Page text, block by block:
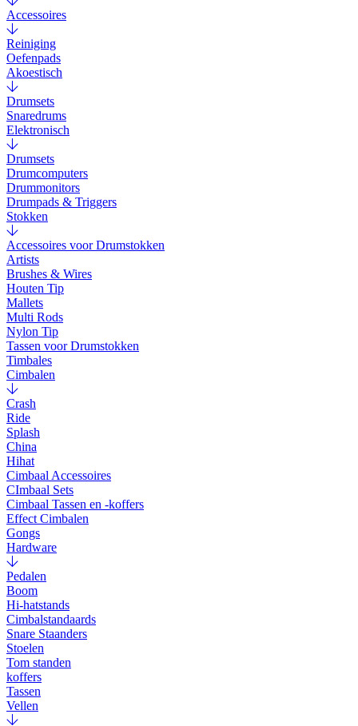
Accessoires
Reiniging
Oefenpads
Akoestisch
Drumsets
Snaredrums
Elektronisch
Drumsets
Drumcomputers
Drummonitors
Drumpads & Triggers
Stokken
Accessoires voor Drumstokken
Artists
Brushes & Wires
Houten Tip
Mallets
Multi Rods
Nylon Tip
Tassen voor Drumstokken
Timbales
Cimbalen
Crash
Ride
Splash
China
Hihat
Cimbaal Accessoires
CImbaal Sets
Cimbaal Tassen en -koffers
Effect Cimbalen
Gongs
Hardware
Pedalen
Boom
Hi-hatstands
Cimbalstandaards
Snare Staanders
Stoelen
Tom standen
koffers
Tassen
Vellen